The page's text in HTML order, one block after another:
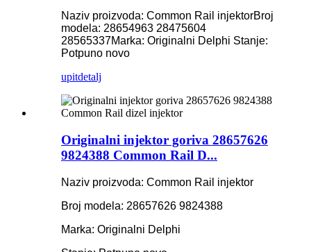
Naziv proizvoda: Common Rail injektorBroj
modela: 28654963 28475604
28565337Marka: Originalni Delphi Stanje:
Potpuno novo
upitdetalj
Originalni injektor goriva 28657626
9824388 Common Rail D...
Naziv proizvoda: Common Rail injektor
Broj modela: 28657626 9824388
Marka: Originalni Delphi